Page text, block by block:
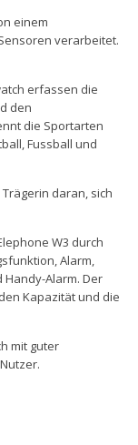
einem
verarbeitet.
erfassen die
den
die Sportarten
Fussball und
daran, sich
W3 durch
Alarm,
Alarm. Der
Kapazität und die
mit guter